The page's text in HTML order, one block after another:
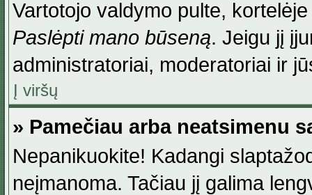
Vartotojo valdymo pulte,
Paslėpti mano būseną. Jeigu jį
administratoriai, moderatoriai ir
Į viršų
» Pamečiau arba neatsimenu
Nepanikuokite! Kadangi
neįmanoma. Tačiau jį galima